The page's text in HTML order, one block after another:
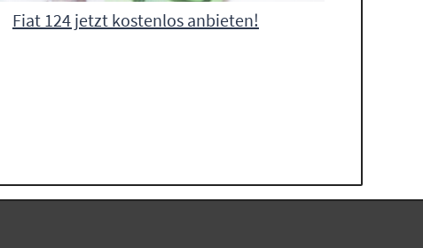
Fiat 124 jetzt kostenlos anbieten!